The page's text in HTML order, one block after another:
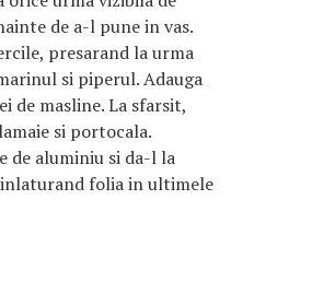
de a-l pune in vas.
presarand la urma
si piperul. Adauga
de masline. La sfarsit,
si portocala.
de aluminiu si da-l la
folia in ultimele